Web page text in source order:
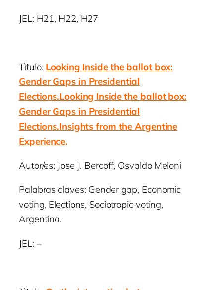
JEL: H21, H22, H27
Tìtulo: Looking Inside the ballot box:
Gender Gaps in Presidential
Elections.Looking Inside the ballot box:
Gender Gaps in Presidential
Elections.Insights from the Argentine
Experience.
Autor/es: Jose J. Bercoff, Osvaldo Meloni
Palabras claves: Gender gap, Economic
voting, Elections, Sociotropic voting,
Argentina.
JEL: –